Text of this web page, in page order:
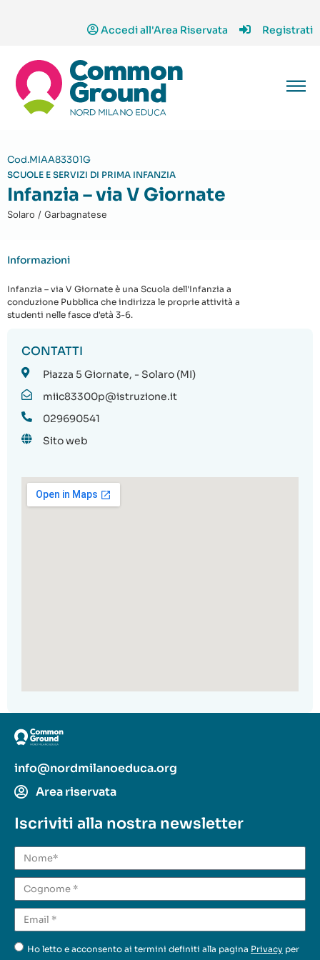
Accedi all'Area Riservata Registrati
Cod.MIAA83301G
SCUOLE E SERVIZI DI PRIMA INFANZIA
Infanzia – via V Giornate
Solaro / Garbagnatese
Informazioni
Infanzia – via V Giornate è una Scuola dell'Infanzia a
conduzione Pubblica che indirizza le proprie attività a
studenti nelle fasce d'età 3-6.
CONTATTI
Piazza 5 Giornate, - Solaro (MI)
miic83300p@istruzione.it
029690541
Sito web
info@nordmilanoeduca.org
Area riservata
Iscriviti alla nostra newsletter
Ho letto e acconsento ai termini definiti alla pagina Privacy per